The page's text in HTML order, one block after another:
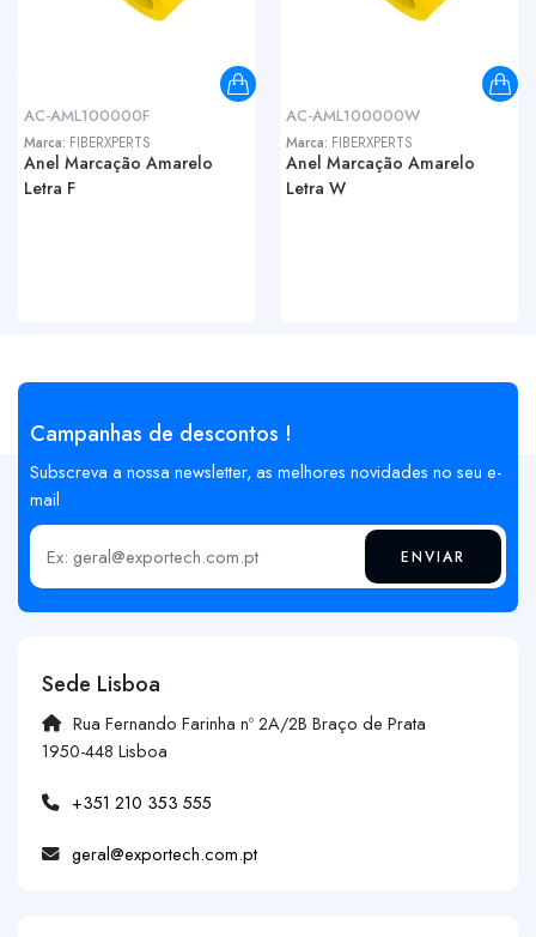
AC-AML100000F
Marca: FIBERXPERTS
Anel Marcação Amarelo
Letra F
AC-AML100000W
Marca: FIBERXPERTS
Anel Marcação Amarelo
Letra W
Campanhas de descontos !
Subscreva a nossa newsletter, as melhores novidades no seu e-
mail
Insira o seu email ENVIAR
Sede Lisboa
Rua Fernando Farinha nº 2A/2B Braço de Prata
1950-448 Lisboa
+351 210 353 555
geral@exportech.com.pt